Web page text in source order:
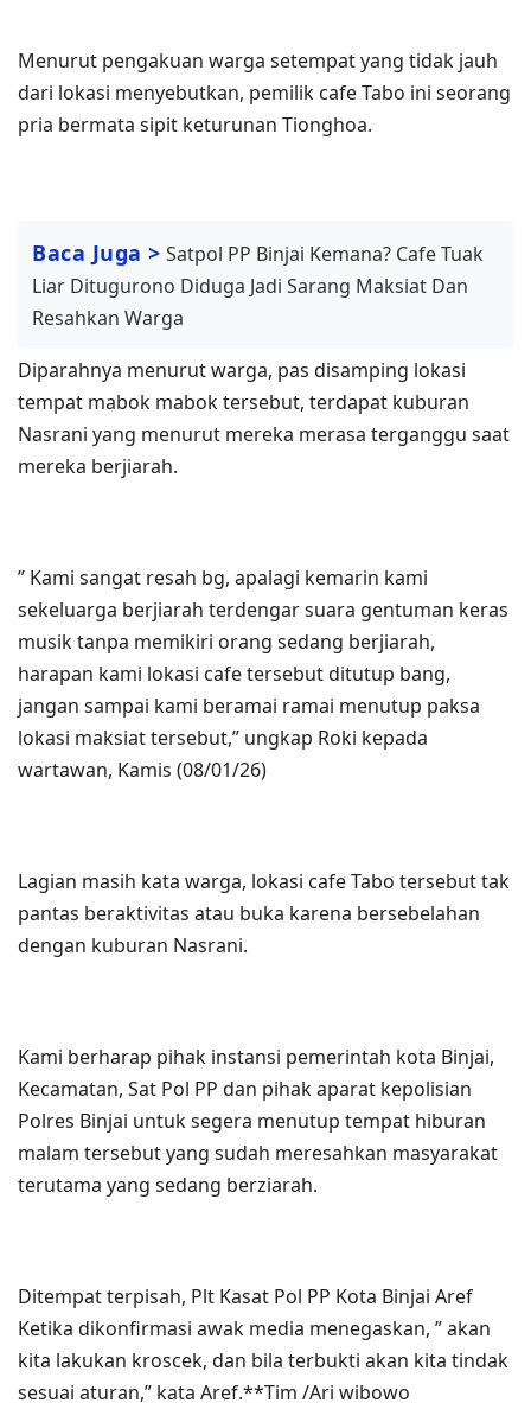
Menurut pengakuan warga setempat yang tidak jauh
dari lokasi menyebutkan, pemilik cafe Tabo ini seorang
pria bermata sipit keturunan Tionghoa.
Baca Juga > Satpol PP Binjai Kemana? Cafe Tuak
Liar Ditugurono Diduga Jadi Sarang Maksiat Dan
Resahkan Warga
Diparahnya menurut warga, pas disamping lokasi
tempat mabok mabok tersebut, terdapat kuburan
Nasrani yang menurut mereka merasa terganggu saat
mereka berjiarah.
” Kami sangat resah bg, apalagi kemarin kami
sekeluarga berjiarah terdengar suara gentuman keras
musik tanpa memikiri orang sedang berjiarah,
harapan kami lokasi cafe tersebut ditutup bang,
jangan sampai kami beramai ramai menutup paksa
lokasi maksiat tersebut,” ungkap Roki kepada
wartawan, Kamis (08/01/26)
Lagian masih kata warga, lokasi cafe Tabo tersebut tak
pantas beraktivitas atau buka karena bersebelahan
dengan kuburan Nasrani.
Kami berharap pihak instansi pemerintah kota Binjai,
Kecamatan, Sat Pol PP dan pihak aparat kepolisian
Polres Binjai untuk segera menutup tempat hiburan
malam tersebut yang sudah meresahkan masyarakat
terutama yang sedang berziarah.
Ditempat terpisah, Plt Kasat Pol PP Kota Binjai Aref
Ketika dikonfirmasi awak media menegaskan, ” akan
kita lakukan kroscek, dan bila terbukti akan kita tindak
sesuai aturan,” kata Aref.**Tim /Ari wibowo